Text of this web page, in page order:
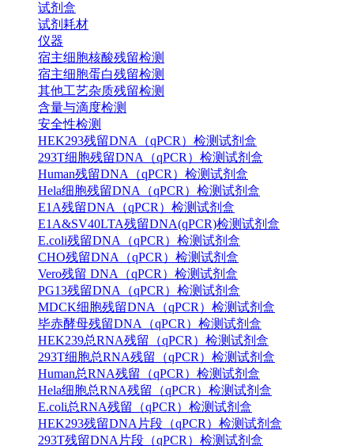
试剂盒
试剂耗材
仪器
宿主细胞核酸残留检测
宿主细胞蛋白残留检测
其他工艺杂质残留检测
含量与滴度检测
安全性检测
HEK293残留DNA（qPCR）检测试剂盒
293T细胞残留DNA（qPCR）检测试剂盒
Human残留DNA（qPCR）检测试剂盒
Hela细胞残留DNA（qPCR）检测试剂盒
E1A残留DNA（qPCR）检测试剂盒
E1A&SV40LTA残留DNA(qPCR)检测试剂盒
E.coli残留DNA（qPCR）检测试剂盒
CHO残留DNA（qPCR）检测试剂盒
Vero残留 DNA（qPCR）检测试剂盒
PG13残留DNA（qPCR）检测试剂盒
MDCK细胞残留DNA（qPCR）检测试剂盒
毕赤酵母残留DNA（qPCR）检测试剂盒
HEK239总RNA残留（qPCR）检测试剂盒
293T细胞总RNA残留（qPCR）检测试剂盒
Human总RNA残留（qPCR）检测试剂盒
Hela细胞总RNA残留（qPCR）检测试剂盒
E.coli总RNA残留（qPCR）检测试剂盒
HEK293残留DNA片段（qPCR）检测试剂盒
293T残留DNA片段（qPCR）检测试剂盒